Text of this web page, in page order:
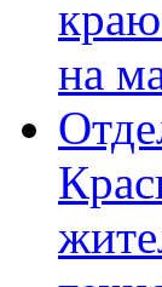
на